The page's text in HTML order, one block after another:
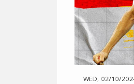
WED, 02/10/